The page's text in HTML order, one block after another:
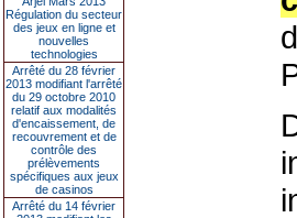
Régulation du secteur
des jeux en ligne et
nouvelles
technologies
Arrêté du 28 février
2013 modifiant l'arrêté
du 29 octobre 2010
relatif aux modalités
d'encaissement, de
recouvrement et de
contrôle des
prélèvements
spécifiques aux jeux
de casinos
Arrêté du 14 février